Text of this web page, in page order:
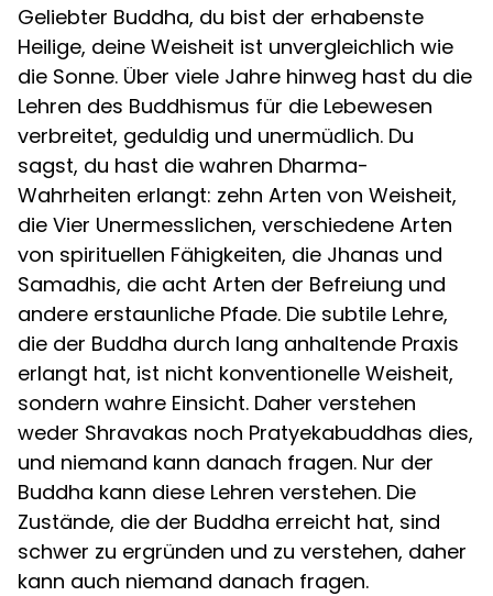
Geliebter Buddha, du bist der erhabenste
Heilige, deine Weisheit ist unvergleichlich wie
die Sonne. Über viele Jahre hinweg hast du die
Lehren des Buddhismus für die Lebewesen
verbreitet, geduldig und unermüdlich. Du
sagst, du hast die wahren Dharma-
Wahrheiten erlangt: zehn Arten von Weisheit,
die Vier Unermesslichen, verschiedene Arten
von spirituellen Fähigkeiten, die Jhanas und
Samadhis, die acht Arten der Befreiung und
andere erstaunliche Pfade. Die subtile Lehre,
die der Buddha durch lang anhaltende Praxis
erlangt hat, ist nicht konventionelle Weisheit,
sondern wahre Einsicht. Daher verstehen
weder Shravakas noch Pratyekabuddhas dies,
und niemand kann danach fragen. Nur der
Buddha kann diese Lehren verstehen. Die
Zustände, die der Buddha erreicht hat, sind
schwer zu ergründen und zu verstehen, daher
kann auch niemand danach fragen.